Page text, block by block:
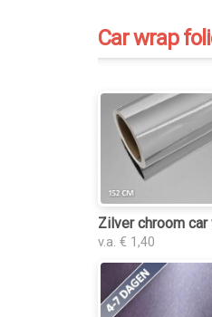
Car wrap
Zilver chroom
v.a. € 1,40